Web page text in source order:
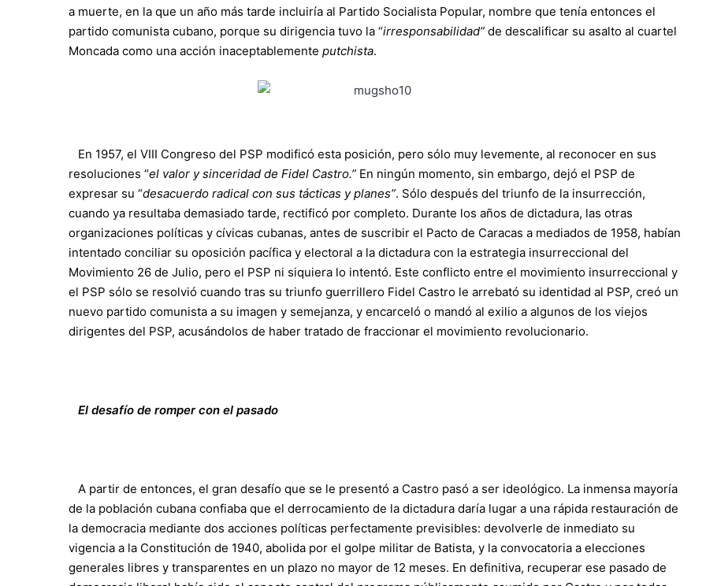
a muerte, en la que un año más tarde incluiría al Partido Socialista Popular, nombre que tenía entonces el
partido comunista cubano, porque su dirigencia tuvo la “irresponsabilidad” de descalificar su asalto al cuartel
Moncada como una acción inaceptablemente putchista.
En 1957, el VIII Congreso del PSP modificó esta posición, pero sólo muy levemente, al reconocer en sus
resoluciones “el valor y sinceridad de Fidel Castro.” En ningún momento, sin embargo, dejó el PSP de
expresar su “desacuerdo radical con sus tácticas y planes”. Sólo después del triunfo de la insurrección,
cuando ya resultaba demasiado tarde, rectificó por completo. Durante los años de dictadura, las otras
organizaciones políticas y cívicas cubanas, antes de suscribir el Pacto de Caracas a mediados de 1958, habían
intentado conciliar su oposición pacífica y electoral a la dictadura con la estrategia insurreccional del
Movimiento 26 de Julio, pero el PSP ni siquiera lo intentó. Este conflicto entre el movimiento insurreccional y
el PSP sólo se resolvió cuando tras su triunfo guerrillero Fidel Castro le arrebató su identidad al PSP, creó un
nuevo partido comunista a su imagen y semejanza, y encarceló o mandó al exilio a algunos de los viejos
dirigentes del PSP, acusándolos de haber tratado de fraccionar el movimiento revolucionario.
El desafío de romper con el pasado
A partir de entonces, el gran desafío que se le presentó a Castro pasó a ser ideológico. La inmensa mayoría
de la población cubana confiaba que el derrocamiento de la dictadura daría lugar a una rápida restauración de
la democracia mediante dos acciones políticas perfectamente previsibles: devolverle de inmediato su
vigencia a la Constitución de 1940, abolida por el golpe militar de Batista, y la convocatoria a elecciones
generales libres y transparentes en un plazo no mayor de 12 meses. En definitiva, recuperar ese pasado de